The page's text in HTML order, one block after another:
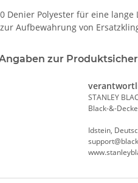
Denier Polyester für eine
Aufbewahrung von
zur
STANLEY
Black-&-
Idstein,